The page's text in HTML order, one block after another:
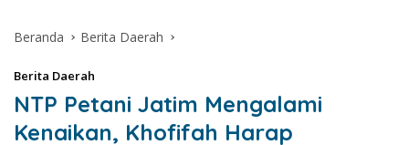
Beranda Berita Daerah
Berita Daerah
NTP Petani Jatim Mengalami
Kenaikan, Khofifah Harap